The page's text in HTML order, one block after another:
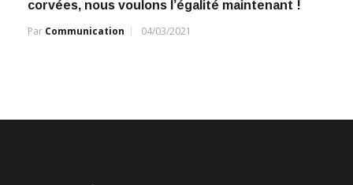
corvées, nous voulons l’égalité maintenant !
Par Communication 04/03/2021